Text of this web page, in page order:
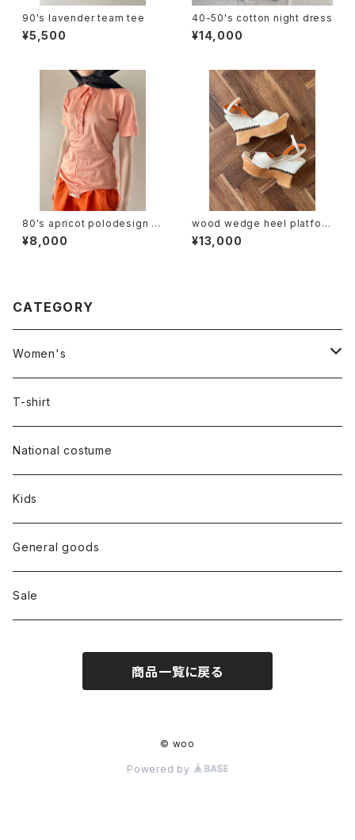
90's lavender team tee
¥5,500
40-50's cotton night dress
¥14,000
80's apricot polodesign S/
S bodysuit
¥8,000
wood wedge heel platfor
m sandal
¥13,000
CATEGORY
Women's
Outer
Dress
Tops
Bottoms
Shoes
T-shirt
National costume
Kids
General goods
Sale
商品一覧に戻る
© woo
Powered by